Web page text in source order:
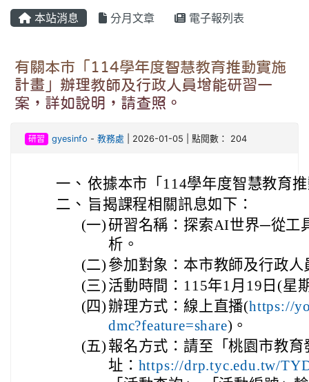
本站消息 分月文章 電子報列表
有關本市「114學年度智慧教育推動實施
計畫」辦理教師及行政人員增能研習一
案，詳如說明，請查照。
研習 gyesinfo - 教務處 | 2026-01-05 | 點閱數： 204
一、 依據本市「114學年度智慧教育
二、 旨揭課程相關訊息如下：
(一)研習名稱：探索AI世界─從工
析。
(二) 參加對象：本市教師及行政人
(三) 活動時間：115年1月19日(星
(四)辦理方式：線上直播(https://
dmc?feature=share)。
(五) 報名方式：請至「桃園市教
址： https://drp.tyc.edu.tw/